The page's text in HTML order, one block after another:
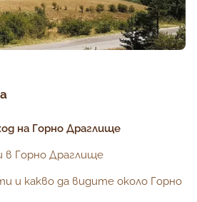
на Горно Драглище
в Горно Драглище
и какво да видите около Горно